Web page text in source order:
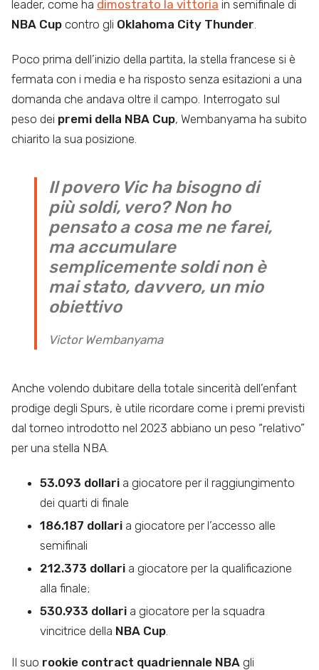
leader, come ha dimostrato la vittoria in semifinale di
NBA Cup contro gli Oklahoma City Thunder.
Poco prima dell’inizio della partita, la stella francese si è
fermata con i media e ha risposto senza esitazioni a una
domanda che andava oltre il campo. Interrogato sul
peso dei premi della NBA Cup, Wembanyama ha subito
chiarito la sua posizione.
Il povero Vic ha bisogno di
più soldi, vero? Non ho
pensato a cosa me ne farei,
ma accumulare
semplicemente soldi non è
mai stato, davvero, un mio
obiettivo
Victor Wembanyama
Anche volendo dubitare della totale sincerità dell’enfant
prodige degli Spurs, è utile ricordare come i premi previsti
dal torneo introdotto nel 2023 abbiano un peso “relativo”
per una stella NBA.
53.093 dollari a giocatore per il raggiungimento
dei quarti di finale
186.187 dollari a giocatore per l’accesso alle
semifinali
212.373 dollari a giocatore per la qualificazione
alla finale;
530.933 dollari a giocatore per la squadra
vincitrice della NBA Cup
Il suo rookie contract quadriennale NBA gli